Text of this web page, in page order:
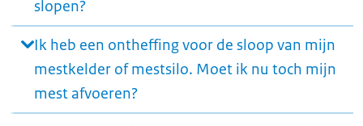
slopen?
Ik heb een ontheffing voor de sloop van mijn
mestkelder of mestsilo. Moet ik nu toch mijn
mest afvoeren?